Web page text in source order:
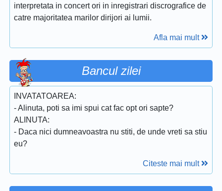
interpretata in concert ori in inregistrari discrografice de
catre majoritatea marilor dirijori ai lumii.
Afla mai mult
Bancul zilei
INVATATOAREA:
- Alinuta, poti sa imi spui cat fac opt ori sapte?
ALINUTA:
- Daca nici dumneavoastra nu stiti, de unde vreti sa stiu
eu?
Citeste mai mult